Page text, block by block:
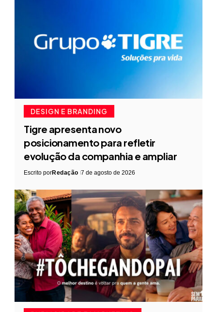
DESIGN E BRANDING
Tigre apresenta novo
posicionamento para refletir
evolução da companhia e ampliar
Escrito porRedação 7 de agosto de 2026